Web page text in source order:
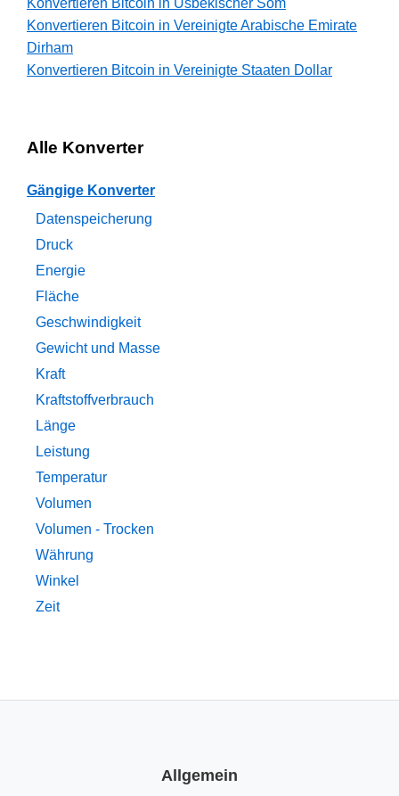
Konvertieren Bitcoin in Usbekischer Som
Konvertieren Bitcoin in Vereinigte Arabische Emirate
Dirham
Konvertieren Bitcoin in Vereinigte Staaten Dollar
Alle Konverter
Gängige Konverter
Datenspeicherung
Druck
Energie
Fläche
Geschwindigkeit
Gewicht und Masse
Kraft
Kraftstoffverbrauch
Länge
Leistung
Temperatur
Volumen
Volumen - Trocken
Währung
Winkel
Zeit
Allgemein